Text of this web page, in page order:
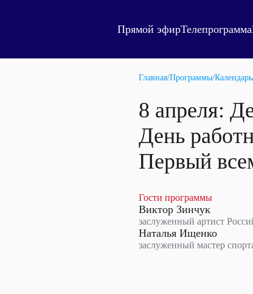
Прямой эфирТелепрограмма
Главная/Программы/Календарь
8 апреля:
День
Первый
Гости программы
Виктор Зинчук
заслуженный артист
Наталья Ищенко
заслуженный мастер